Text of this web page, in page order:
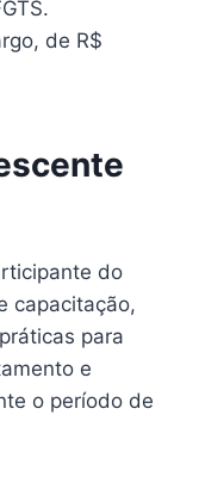
de R$
do
capacitação,
para
e
o período de